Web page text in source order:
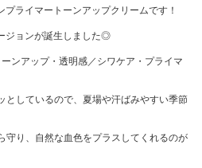
ライマートーンアップクリームです！
ジョンが誕生しました◎
ンアップ・透明感／シワケア・プライマ
としているので、夏場や汗ばみやすい季節
守り、自然な血色をプラスしてくれるのが